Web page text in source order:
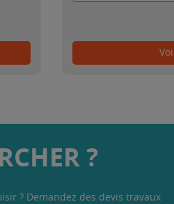
?
? Demandez des devis travaux